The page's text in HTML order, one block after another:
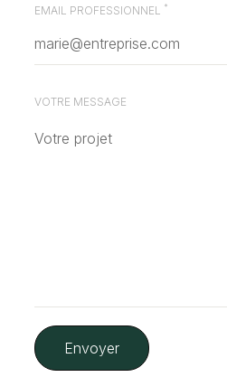
EMAIL PROFESSIONNEL *
VOTRE MESSAGE